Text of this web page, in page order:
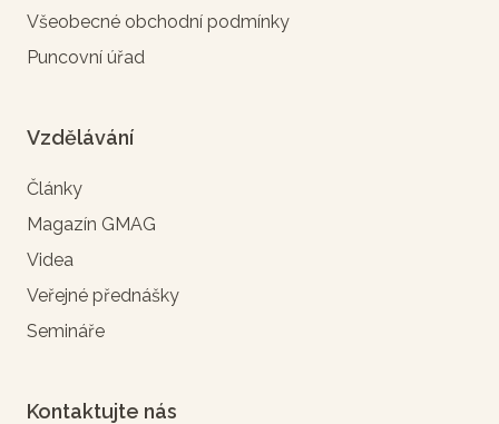
Všeobecné obchodní podmínky
Puncovní úřad
Vzdělávání
Články
Magazín GMAG
Videa
Veřejné přednášky
Semináře
Kontaktujte nás